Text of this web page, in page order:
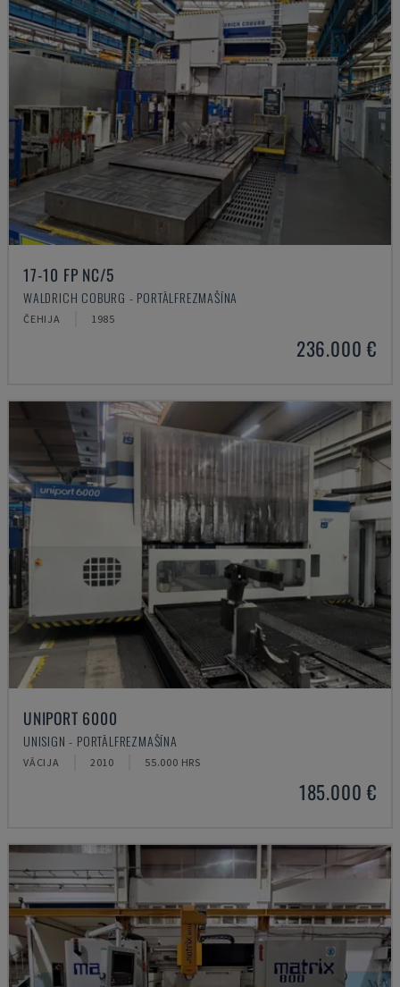
17-10 FP NC/5
WALDRICH COBURG - PORTĀLFREZMAŠĪNA
ČEHIJA 1985
236.000 €
UNIPORT 6000
UNISIGN - PORTĀLFREZMAŠĪNA
VĀCIJA 2010 55.000 HRS
185.000 €